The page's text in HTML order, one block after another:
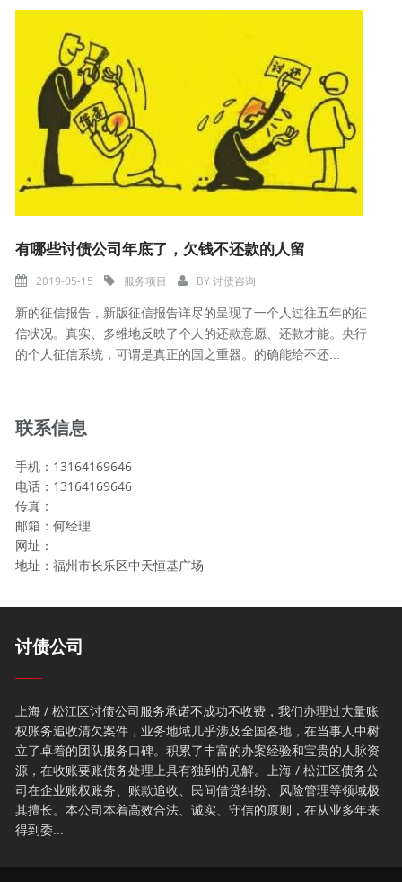
有哪些讨债公司年底了，欠钱不还款的人留
2019-05-15 服务项目 BY讨债咨询
新的征信报告，新版征信报告详尽的呈现了一个人过往五年的征
信状况。真实、多维地反映了个人的还款意愿、还款才能。央行
的个人征信系统，可谓是真正的国之重器。的确能给不还...
联系信息
手机：13164169646
电话：13164169646
传真：
邮箱：何经理
网址：
地址：福州市长乐区中天恒基广场
讨债公司
上海 / 松江区讨债公司服务承诺不成功不收费，我们办理过大量账
权账务追收清欠案件，业务地域几乎涉及全国各地，在当事人中树
立了卓着的团队服务口碑。积累了丰富的办案经验和宝贵的人脉资
源，在收账要账债务处理上具有独到的见解。上海 / 松江区债务公
司在企业账权账务、账款追收、民间借贷纠纷、风险管理等领域极
其擅长。本公司本着高效合法、诚实、守信的原则，在从业多年来
得到委...